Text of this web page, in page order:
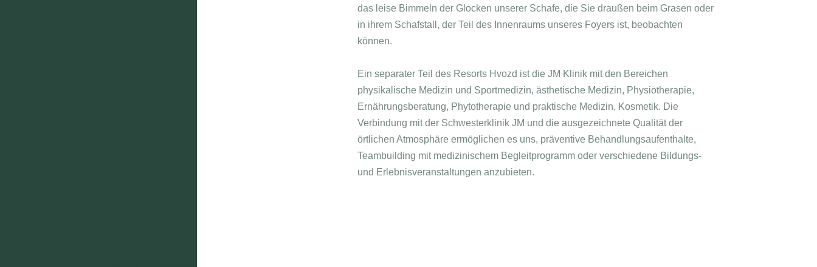
das leise Bimmeln der Glocken unserer Schafe, die Sie draußen beim Grasen oder
in ihrem Schafstall, der Teil des Innenraums unseres Foyers ist, beobachten
können.
Ein separater Teil des Resorts Hvozd ist die JM Klinik mit den Bereichen
physikalische Medizin und Sportmedizin, ästhetische Medizin, Physiotherapie,
Ernährungsberatung, Phytotherapie und praktische Medizin, Kosmetik. Die
Verbindung mit der Schwesterklinik JM und die ausgezeichnete Qualität der
örtlichen Atmosphäre ermöglichen es uns, präventive Behandlungsaufenthalte,
Teambuilding mit medizinischem Begleitprogramm oder verschiedene Bildungs-
und Erlebnisveranstaltungen anzubieten.